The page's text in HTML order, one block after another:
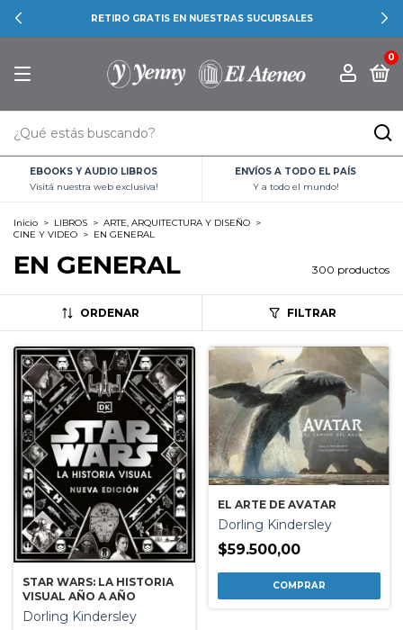
RETIRO GRATIS EN NUESTRAS SUCURSALES
0
EBOOKS Y AUDIO LIBROS
Visitá nuestra web exclusiva!
ENVÍOS A TODO EL PAÍS
Y a todo el mundo!
Inicio > LIBROS > ARTE, ARQUITECTURA Y DISEÑO >
CINE Y VIDEO > EN GENERAL
EN GENERAL 300 productos
ORDENAR FILTRAR
STAR WARS: LA HISTORIA
VISUAL AÑO A AÑO
Dorling Kindersley
EL ARTE DE AVATAR
Dorling Kindersley
$59.500,00